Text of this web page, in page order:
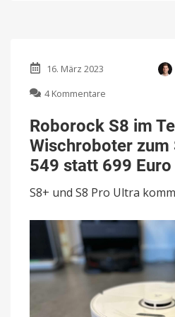
16. März 2023
4 Kommentare
S8
im
Test:
Saug-
und
Wischroboter
zum
nur
549
statt
699
Euro
Roborock S8 im
Wischroboter
549 statt 699 Euro
S8+ und S8 Pro Ultra